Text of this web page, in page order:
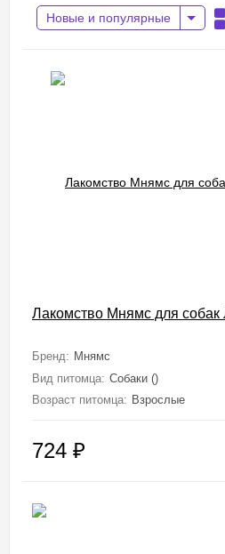
Новые и популярные
Лакомство Мнямс для собак
Бренд: Мнямс
Вид питомца: Собаки ()
Возраст питомца: Взрослые
724 ₽